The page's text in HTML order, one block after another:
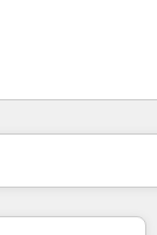
PagePage Page